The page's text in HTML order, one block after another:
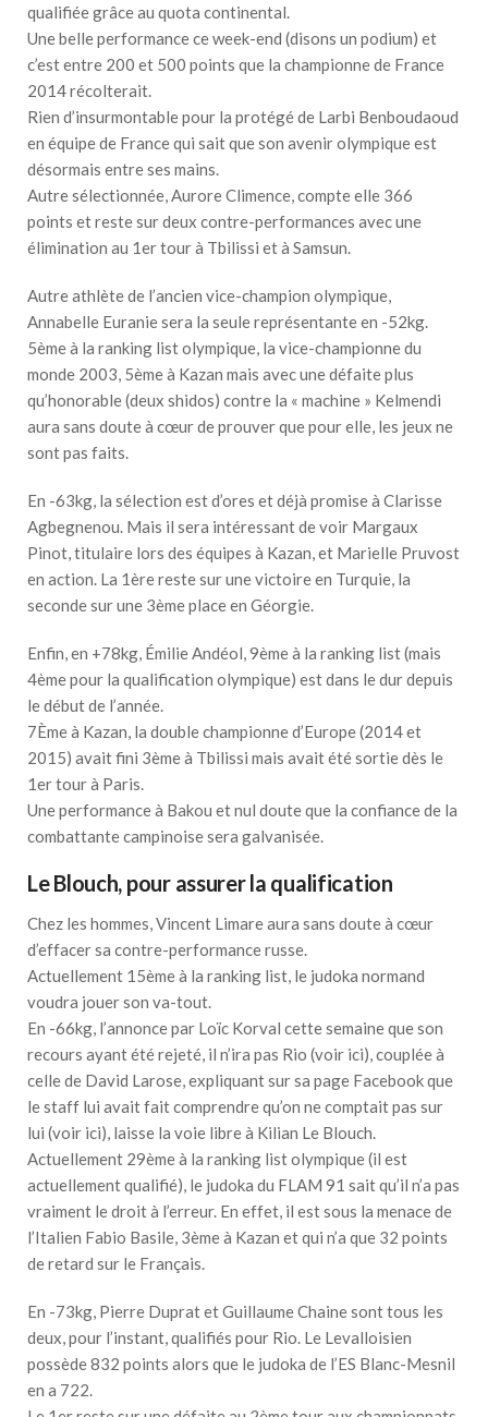
qualifiée grâce au quota continental.
Une belle performance ce week-end (disons un podium) et
c’est entre 200 et 500 points que la championne de France
2014 récolterait.
Rien d’insurmontable pour la protégé de Larbi Benboudaoud
en équipe de France qui sait que son avenir olympique est
désormais entre ses mains.
Autre sélectionnée, Aurore Climence, compte elle 366
points et reste sur deux contre-performances avec une
élimination au 1er tour à Tbilissi et à Samsun.
Autre athlète de l’ancien vice-champion olympique,
Annabelle Euranie sera la seule représentante en -52kg.
5ème à la ranking list olympique, la vice-championne du
monde 2003, 5ème à Kazan mais avec une défaite plus
qu’honorable (deux shidos) contre la « machine » Kelmendi
aura sans doute à cœur de prouver que pour elle, les jeux ne
sont pas faits.
En -63kg, la sélection est d’ores et déjà promise à Clarisse
Agbegnenou. Mais il sera intéressant de voir Margaux
Pinot, titulaire lors des équipes à Kazan, et Marielle Pruvost
en action. La 1ère reste sur une victoire en Turquie, la
seconde sur une 3ème place en Géorgie.
Enfin, en +78kg, Émilie Andéol, 9ème à la ranking list (mais
4ème pour la qualification olympique) est dans le dur depuis
le début de l’année.
7Ème à Kazan, la double championne d’Europe (2014 et
2015) avait fini 3ème à Tbilissi mais avait été sortie dès le
1er tour à Paris.
Une performance à Bakou et nul doute que la confiance de la
combattante campinoise sera galvanisée.
Le Blouch, pour assurer la qualification
Chez les hommes, Vincent Limare aura sans doute à cœur
d’effacer sa contre-performance russe.
Actuellement 15ème à la ranking list, le judoka normand
voudra jouer son va-tout.
En -66kg, l’annonce par Loïc Korval cette semaine que son
recours ayant été rejeté, il n’ira pas Rio (voir ici), couplée à
celle de David Larose, expliquant sur sa page Facebook que
le staff lui avait fait comprendre qu’on ne comptait pas sur
lui (voir ici), laisse la voie libre à Kilian Le Blouch.
Actuellement 29ème à la ranking list olympique (il est
actuellement qualifié), le judoka du FLAM 91 sait qu’il n’a pas
vraiment le droit à l’erreur. En effet, il est sous la menace de
l’Italien Fabio Basile, 3ème à Kazan et qui n’a que 32 points
de retard sur le Français.
En -73kg, Pierre Duprat et Guillaume Chaine sont tous les
deux, pour l’instant, qualifiés pour Rio. Le Levalloisien
possède 832 points alors que le judoka de l’ES Blanc-Mesnil
en a 722.